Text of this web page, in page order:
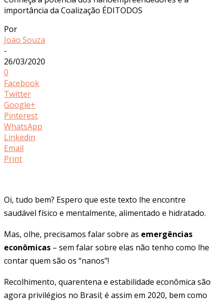
importância da Coalização ÉDITODOS
Por
Joao Souza
-
26/03/2020
0
Facebook
Twitter
Google+
Pinterest
WhatsApp
Linkedin
Email
Print
Oi, tudo bem? Espero que este texto lhe encontre
saudável físico e mentalmente, alimentado e hidratado.
Mas, olhe, precisamos falar sobre as emergências
econômicas – sem falar sobre elas não tenho como lhe
contar quem são os “nanos”!
Recolhimento, quarentena e estabilidade econômica são
agora privilégios no Brasil; é assim em 2020, bem como